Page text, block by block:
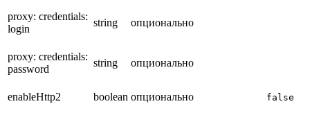
proxy: credentials:
login
string опционально
proxy: credentials:
password
string опционально
enableHttp2 boolean опционально false